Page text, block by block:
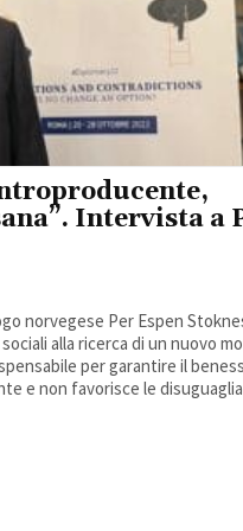
Intervista a
norvegese Per Espen
alla ricerca di un nuovo
per garantire il
e non favorisce le